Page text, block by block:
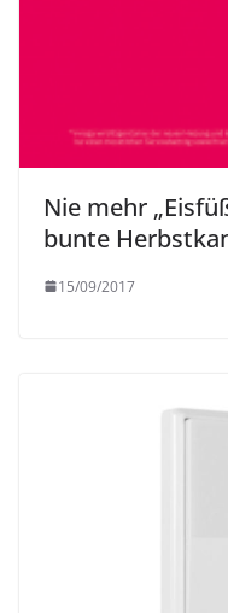
Nie mehr
bunte
15/09/2017